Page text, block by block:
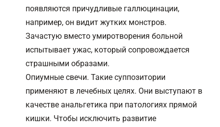
появляются причудливые галлюцинации,
например, он видит жутких монстров.
Зачастую вместо умиротворения больной
испытывает ужас, который сопровождается
страшными образами.
Опиумные свечи. Такие суппозитории
применяют в лечебных целях. Они выступают в
качестве анальгетика при патологиях прямой
кишки. Чтобы исключить развитие